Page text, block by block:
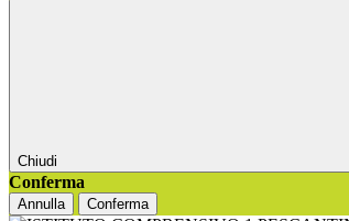
Chiudi
Conferma
Annulla Conferma